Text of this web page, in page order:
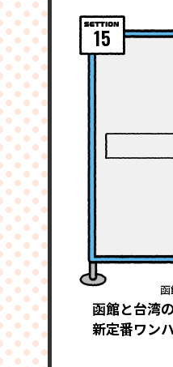
15
函館と台湾
新定番ワン